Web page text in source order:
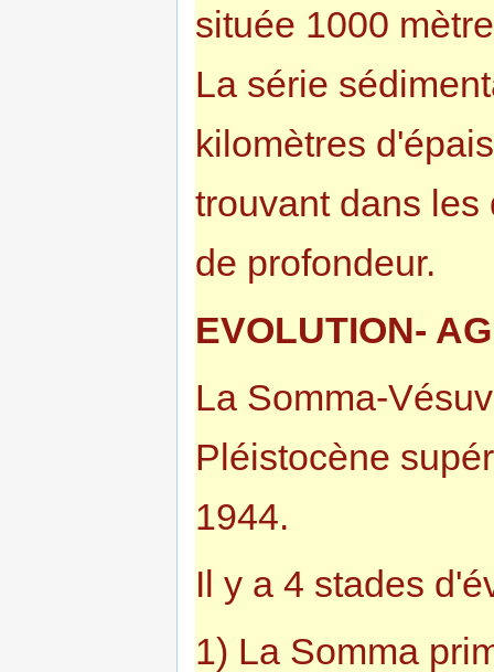
située 1000
La série
kilomètres
trouvant dans
de profondeur.
EVOLUTION-
La Somma-
Pléistocène
1944.
Il y a 4 stades
1) La Somma